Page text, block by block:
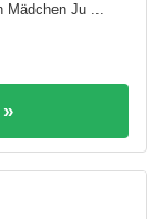
Mädchen Ju ...